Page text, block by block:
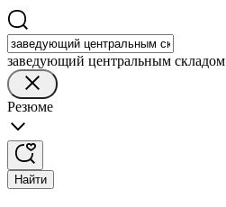
заведующий центральным складом
Резюме
Найти